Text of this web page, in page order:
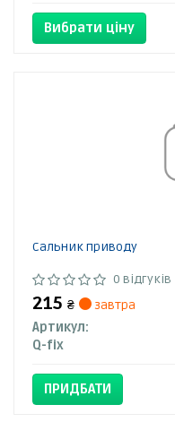
Вибрати ціну
Сальник приводу
0 відгуків
215 ₴
завтра
Артикул:
Q-fix
ПРИДБАТИ